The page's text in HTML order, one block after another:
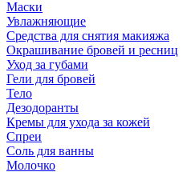
Маски
Увлажняющие
Средства для снятия макияжа
Окрашивание бровей и ресниц
Уход за губами
Гели для бровей
Тело
Дезодоранты
Кремы для ухода за кожей
Спреи
Соль для ванны
Молочко